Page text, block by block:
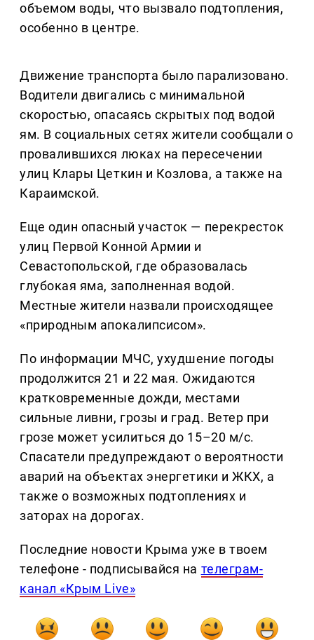
объемом воды, что вызвало подтопления,
особенно в центре.
Движение транспорта было парализовано.
Водители двигались с минимальной
скоростью, опасаясь скрытых под водой
ям. В социальных сетях жители сообщали о
провалившихся люках на пересечении
улиц Клары Цеткин и Козлова, а также на
Караимской.
Еще один опасный участок — перекресток
улиц Первой Конной Армии и
Севастопольской, где образовалась
глубокая яма, заполненная водой.
Местные жители назвали происходящее
«природным апокалипсисом».
По информации МЧС, ухудшение погоды
продолжится 21 и 22 мая. Ожидаются
кратковременные дожди, местами
сильные ливни, грозы и град. Ветер при
грозе может усилиться до 15–20 м/с.
Спасатели предупреждают о вероятности
аварий на объектах энергетики и ЖКХ, а
также о возможных подтоплениях и
заторах на дорогах.
Последние новости Крыма уже в твоем
телефоне - подписывайся на телеграм-
канал «Крым Live»